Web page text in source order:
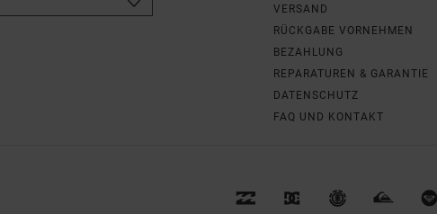
VERSAND
RÜCKGABE VORNEHMEN
BEZAHLUNG
REPARATUREN & GARANTIE
DATENSCHUTZ
FAQ UND KONTAKT